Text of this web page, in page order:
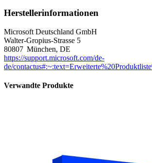
Herstellerinformationen
Microsoft Deutschland GmbH
Walter-Gropius-Strasse 5
80807 München, DE
https://support.microsoft.com/de-
de/
Verwandte Produkte